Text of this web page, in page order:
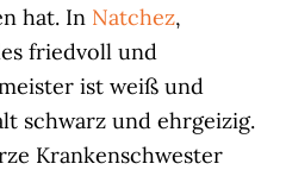
hat. In Natchez,
friedvoll und
ist weiß und
schwarz und ehrgeizig.
Krankenschwester